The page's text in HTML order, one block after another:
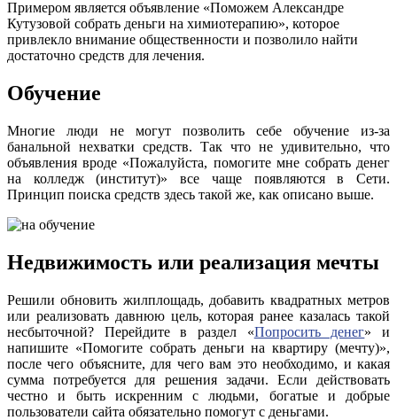
Примером является объявление «Поможем Александре
Кутузовой собрать деньги на химиотерапию», которое
привлекло внимание общественности и позволило найти
достаточно средств для лечения.
Обучение
Многие люди не могут позволить себе обучение из-за
банальной нехватки средств. Так что не удивительно, что
объявления вроде «Пожалуйста, помогите мне собрать денег
на колледж (институт)» все чаще появляются в Сети.
Принцип поиска средств здесь такой же, как описано выше.
Недвижимость или реализация мечты
Решили обновить жилплощадь, добавить квадратных метров
или реализовать давнюю цель, которая ранее казалась такой
несбыточной? Перейдите в раздел «Попросить денег» и
напишите «Помогите собрать деньги на квартиру (мечту)»,
после чего объясните, для чего вам это необходимо, и какая
сумма потребуется для решения задачи. Если действовать
честно и быть искренним с людьми, богатые и добрые
пользователи сайта обязательно помогут с деньгами.